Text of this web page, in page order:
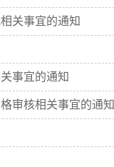
关事宜的通知
事宜的通知
审核相关事宜的通知